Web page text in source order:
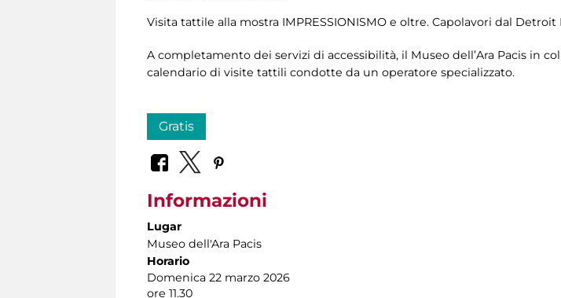
Visita tattile alla mostra IMPRESSIONISMO e oltre. Capolavori dal
A completamento dei servizi di accessibilità, il Museo dell’Ara Pacis in
calendario di visite tattili condotte da un operatore specializzato.
Gratis
Informazioni
Lugar
Museo dell'Ara Pacis
Horario
Domenica 22 marzo 2026
ore 11.30